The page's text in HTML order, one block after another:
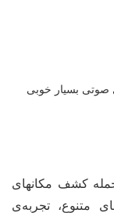
صوتی بسیار خوبی
جمله کشف مکانهای
متنوع، تجربه‌ی